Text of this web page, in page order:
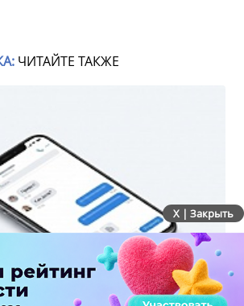
ЧИТАЙТЕ ТАКЖЕ
зарегистрировала более 170
собственного мессенджера
X | Закрыть